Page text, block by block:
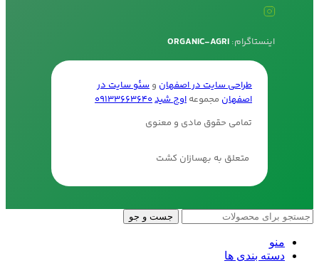
اینستاگرام: ORGANIC-AGRI
طراحی سایت در اصفهان و سئو سایت در
اصفهان مجموعه اوج شید09133663640
تمامی حقوق مادی و معنوی
متعلق به بهسازان کشت
جست و جو
منو
دسته بندی ها